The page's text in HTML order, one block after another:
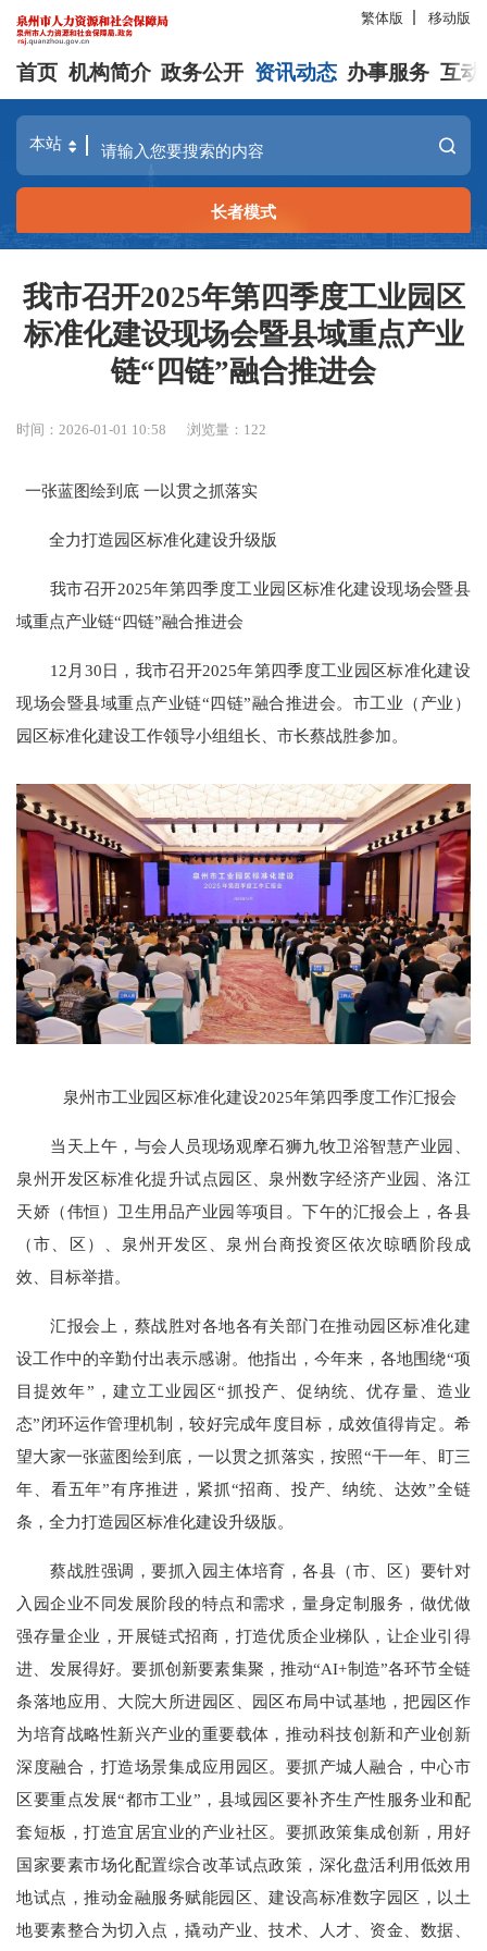
繁体版 移动版
首页 机构简介 政务公开 资讯动态 办事服务 互动
长者模式
我市召开2025年第四季度工业园区
标准化建设现场会暨县域重点产业
链“四链”融合推进会
时间：2026-01-01 10:58 浏览量： 122
一张蓝图绘到底 一以贯之抓落实
全力打造园区标准化建设升级版
我市召开2025年第四季度工业园区标准化建设现场会暨县
域重点产业链“四链”融合推进会
12月30日，我市召开2025年第四季度工业园区标准化建设
现场会暨县域重点产业链“四链”融合推进会。市工业（产业）
园区标准化建设工作领导小组组长、市长蔡战胜参加。
泉州市工业园区标准化建设2025年第四季度工作汇报会
当天上午，与会人员现场观摩石狮九牧卫浴智慧产业园、
泉州开发区标准化提升试点园区、泉州数字经济产业园、洛江
天娇（伟恒）卫生用品产业园等项目。下午的汇报会上，各县
（市、区）、泉州开发区、泉州台商投资区依次晾晒阶段成
效、目标举措。
汇报会上，蔡战胜对各地各有关部门在推动园区标准化建
设工作中的辛勤付出表示感谢。他指出，今年来，各地围绕“项
目提效年”，建立工业园区“抓投产、促纳统、优存量、造业
态”闭环运作管理机制，较好完成年度目标，成效值得肯定。希
望大家一张蓝图绘到底，一以贯之抓落实，按照“干一年、盯三
年、看五年”有序推进，紧抓“招商、投产、纳统、达效”全链
条，全力打造园区标准化建设升级版。
蔡战胜强调，要抓入园主体培育，各县（市、区）要针对
入园企业不同发展阶段的特点和需求，量身定制服务，做优做
强存量企业，开展链式招商，打造优质企业梯队，让企业引得
进、发展得好。要抓创新要素集聚，推动“AI+制造”各环节全链
条落地应用、大院大所进园区、园区布局中试基地，把园区作
为培育战略性新兴产业的重要载体，推动科技创新和产业创新
深度融合，打造场景集成应用园区。要抓产城人融合，中心市
区要重点发展“都市工业”，县域园区要补齐生产性服务业和配
套短板，打造宜居宜业的产业社区。要抓政策集成创新，用好
国家要素市场化配置综合改革试点政策，深化盘活利用低效用
地试点，推动金融服务赋能园区、建设高标准数字园区，以土
地要素整合为切入点，撬动产业、技术、人才、资金、数据、